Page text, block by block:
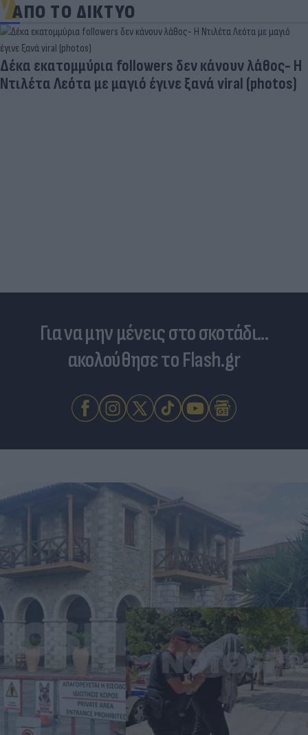
ΑΠΟ ΤΟ ΔΙΚΤΥΟ
Δέκα εκατομμύρια followers δεν κάνουν λάθος- Η
Ντιλέτα Λεότα με μαγιό έγινε ξανά viral (photos)
Για να μην μένεις στο σκοτάδι...
ακολούθησε το Flash.gr